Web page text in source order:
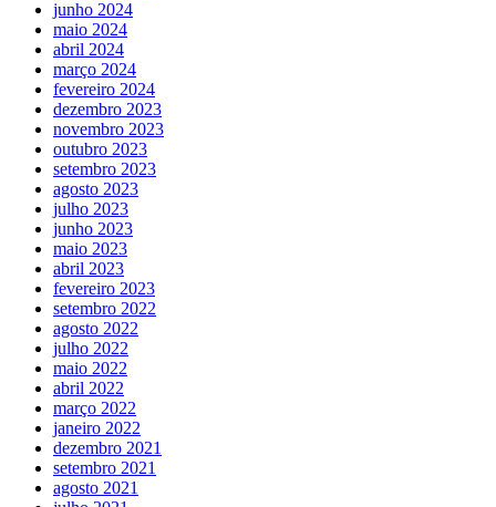
junho 2024
maio 2024
abril 2024
março 2024
fevereiro 2024
dezembro 2023
novembro 2023
outubro 2023
setembro 2023
agosto 2023
julho 2023
junho 2023
maio 2023
abril 2023
fevereiro 2023
setembro 2022
agosto 2022
julho 2022
maio 2022
abril 2022
março 2022
janeiro 2022
dezembro 2021
setembro 2021
agosto 2021